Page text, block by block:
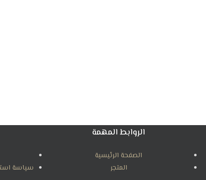
الروابط المهمة
الصفحة الرئيسية
المتجر
سياسة